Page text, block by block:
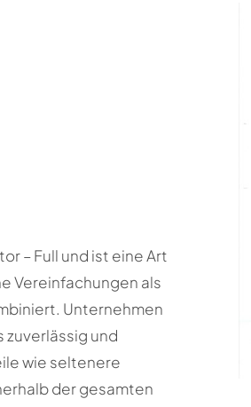
– Full und ist eine Art
Vereinfachungen als
Unternehmen
und
wie seltenere
der gesamten